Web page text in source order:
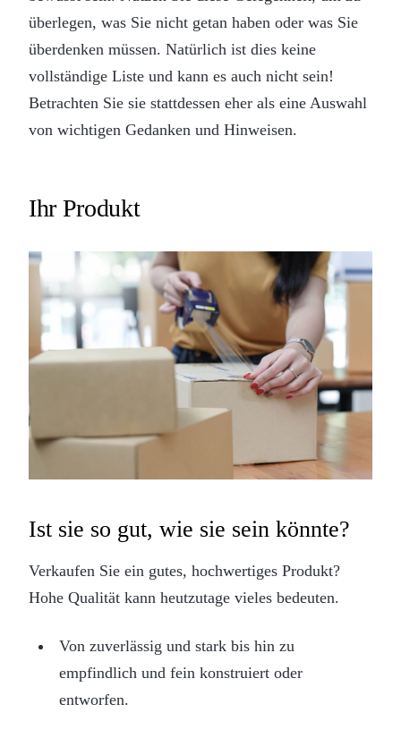
überlegen, was Sie nicht getan haben oder was Sie
überdenken müssen. Natürlich ist dies keine
vollständige Liste und kann es auch nicht sein!
Betrachten Sie sie stattdessen eher als eine Auswahl
von wichtigen Gedanken und Hinweisen.
Ihr Produkt
Ist sie so gut, wie sie sein könnte?
Verkaufen Sie ein gutes, hochwertiges Produkt?
Hohe Qualität kann heutzutage vieles bedeuten.
Von zuverlässig und stark bis hin zu
empfindlich und fein konstruiert oder
entworfen.